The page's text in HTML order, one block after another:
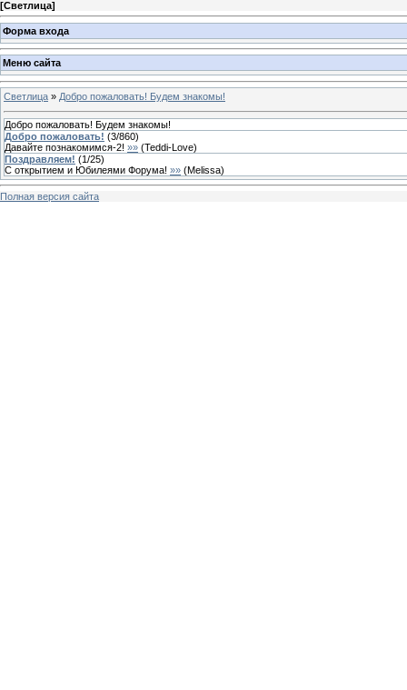
[Светлица]
Форма входа
Меню сайта
Светлица » Добро пожаловать! Будем знакомы!
Добро пожаловать! Будем знакомы!
Добро пожаловать! (3/860)
Давайте познакомимся-2! »» (Teddi-Love)
Поздравляем! (1/25)
С открытием и Юбилеями Форума! »» (Melissa)
Полная версия сайта